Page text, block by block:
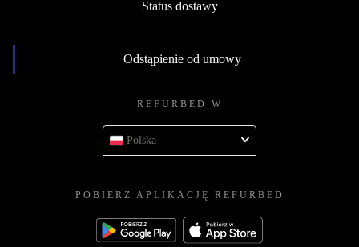
Status dostawy
Odstąpienie od umowy
REFURBED W
Polska
POBIERZ APLIKACJĘ REFURBED